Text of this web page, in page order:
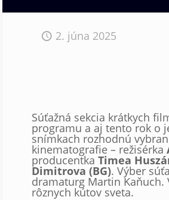
2. júna 2025
Súťažná sekcia krátkych
programu a aj tento rok o
snímkach rozhodnú
kinematografie – režisérka
producentkaTimea
Dimitrova (BG). Výber
dramaturg Martin Kaňuch.
rôznych kútov sveta.